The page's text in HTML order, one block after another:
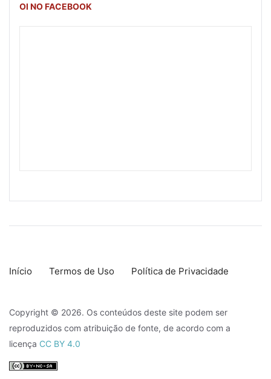
OI NO FACEBOOK
Início Termos de Uso Política de Privacidade
Copyright © 2026. Os conteúdos deste site podem ser
reproduzidos com atribuição de fonte, de acordo com a
licença CC BY 4.0